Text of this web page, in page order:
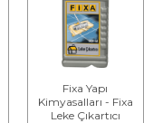
Fixa Yapı
Kimyasalları - Fixa
Leke Çıkartıcı